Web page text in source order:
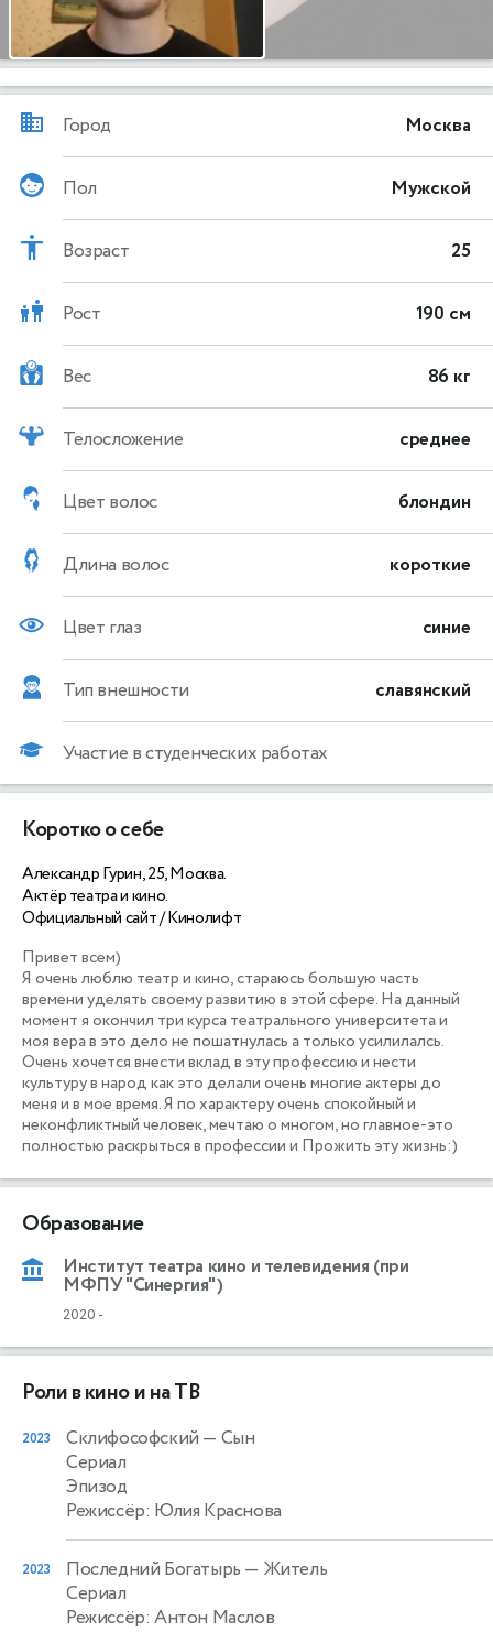
Город Москва
Пол Мужской
Возраст 25
Рост 190 см
Вес 86 кг
Телосложение среднее
Цвет волос блондин
Длина волос короткие
Цвет глаз синие
Тип внешности славянский
Участие в студенческих работах
Коротко о себе
Александр Гурин, 25, Москва.
Актёр театра и кино.
Официальный сайт / Кинолифт
Привет всем)
Я очень люблю театр и кино, стараюсь большую часть
времени уделять своему развитию в этой сфере. На данный
момент я окончил три курса театрального университета и
моя вера в это дело не пошатнулась а только усилилалсь.
Очень хочется внести вклад в эту профессию и нести
культуру в народ как это делали очень многие актеры до
меня и в мое время. Я по характеру очень спокойный и
неконфликтный человек, мечтаю о многом, но главное-это
полностью раскрыться в профессии и Прожить эту жизнь:)
Образование
Институт театра кино и телевидения (при
МФПУ "Синергия")
2020 -
Роли в кино и на ТВ
2023 Склифософский — Сын
Сериал
Эпизод
Режиссёр: Юлия Краснова
2023 Последний Богатырь — Житель
Сериал
Режиссёр: Антон Маслов